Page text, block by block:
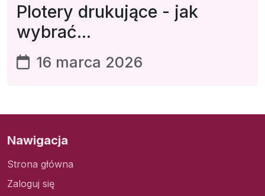
Plotery drukujące - jak
wybrać...
16 marca 2026
Nawigacja
Strona główna
Zaloguj się